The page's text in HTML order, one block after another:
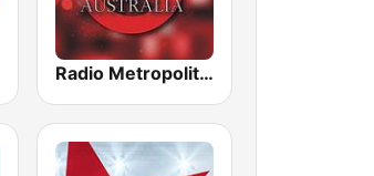
Radio Metropolitana Australia